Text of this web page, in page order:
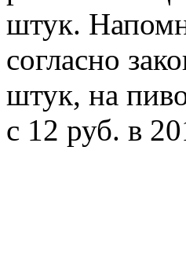
штук.
согласно
штук, на
с 12 руб. в